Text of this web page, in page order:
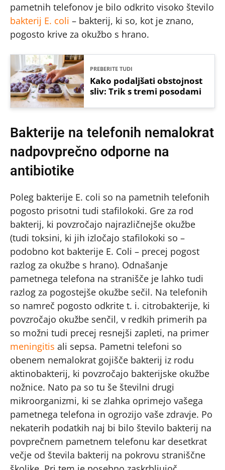
pametnih telefonov je bilo odkrito visoko število
bakterij E. coli – bakterij, ki so, kot je znano,
pogosto krive za okužbo s hrano.
PREBERITE TUDI
Kako podaljšati obstojnost
sliv: Trik s tremi posodami
Bakterije na telefonih nemalokrat
nadpovprečno odporne na
antibiotike
Poleg bakterije E. coli so na pametnih telefonih
pogosto prisotni tudi stafilokoki. Gre za rod
bakterij, ki povzročajo najrazličnejše okužbe
(tudi toksini, ki jih izločajo stafilokoki so –
podobno kot bakterije E. Coli – precej pogost
razlog za okužbe s hrano). Odnašanje
pametnega telefona na stranišče je lahko tudi
razlog za pogostejše okužbe sečil. Na telefonih
so namreč pogosto odkrite t. i. citrobakterije, ki
povzročajo okužbe senčil, v redkih primerih pa
so možni tudi precej resnejši zapleti, na primer
meningitis ali sepsa. Pametni telefoni so
obenem nemalokrat gojišče bakterij iz rodu
aktinobakterij, ki povzročajo bakterijske okužbe
nožnice. Nato pa so tu še številni drugi
mikroorganizmi, ki se zlahka oprimejo vašega
pametnega telefona in ogrozijo vaše zdravje. Po
nekaterih podatkih naj bi bilo število bakterij na
povprečnem pametnem telefonu kar desetkrat
večje od števila bakterij na pokrovu straniščne